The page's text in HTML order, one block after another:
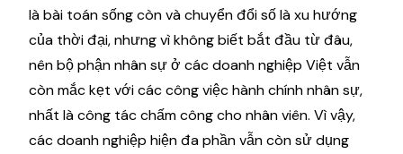
là bài toán sống còn và chuyển đổi số là xu hướng
của thời đại, nhưng vì không biết bắt đầu từ đâu,
nên bộ phận nhân sự ở các doanh nghiệp Việt vẫn
còn mắc kẹt với các công việc hành chính nhân sự,
nhất là công tác chấm công cho nhân viên. Vì vậy,
các doanh nghiệp hiện đa phần vẫn còn sử dụng